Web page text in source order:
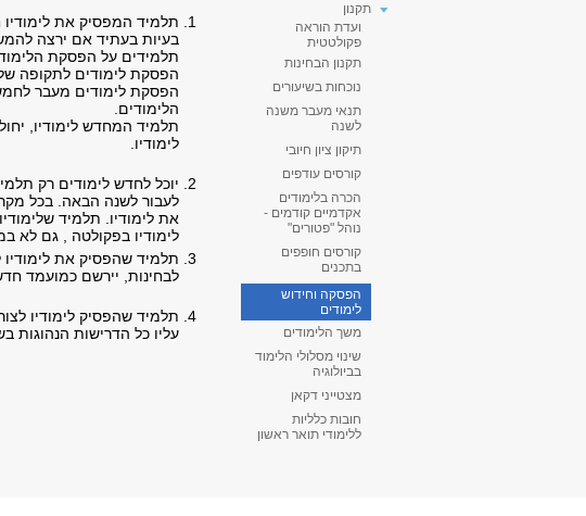
תקנון
ועדת הוראה
פקולטטית
תקנון הבחינות
נוכחות בשיעורים
תנאי מעבר משנה
לשנה
תיקון ציון חיובי
קורסים עודפים
הכרה בלימודים
אקדמיים קודמים -
נוהל "פטורים"
קורסים חופפים
בתכנים
הפסקה וחידוש
לימודים
משך הלימודים
שינוי מסלולי הלימוד
בביולוגיה
מצטייני דקאן
חובות כלליות
ללימודי תואר ראשון
תלמיד המפסיק את לימודיו
בעיות בעתיד אם ירצה
תלמידים על הפסקת
הפסקת לימודים לתקופה
הפסקת לימודים מעבר
הלימודים.
תלמיד המחדש לימודיו,
לימודיו.
יוכל לחדש לימודים רק
לעבור לשנה הבאה. בכל
את לימודיו. תלמיד
לימודיו בפקולטה , גם לא
תלמיד שהפסיק את לימודיו
לבחינות, יירשם כמועמד
תלמיד שהפסיק לימודיו
עליו כל הדרישות הנהוגות